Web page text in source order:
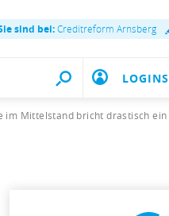
sind bei:Creditreform Arnsberg
LOGINS
im Mittelstand bricht drastisch ein